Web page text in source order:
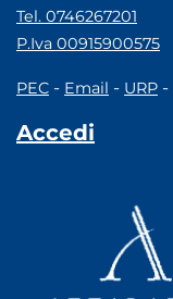
Tel. 0746267201
P.Iva 00915900575
PEC - Email - URP -
Accedi